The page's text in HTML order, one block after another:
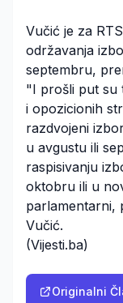
Vučić je za
održavanja
septembru,
"I prošli put su
i opozicionih
razdvojeni
u avgustu ili
raspisivanju
oktobru ili u
parlamentarni,
Vučić.
(Vijesti.ba)
Originalni